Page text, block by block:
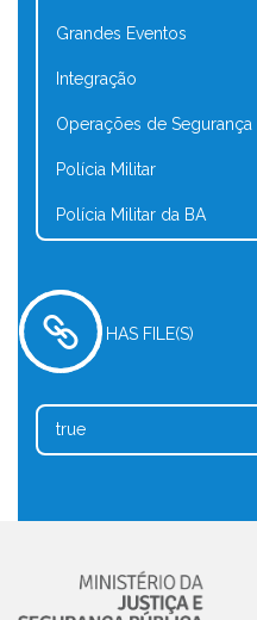
Grandes Eventos
Integração
Operações de Segurança
Polícia Militar
Polícia Militar da BA
HAS FILE(S)
true